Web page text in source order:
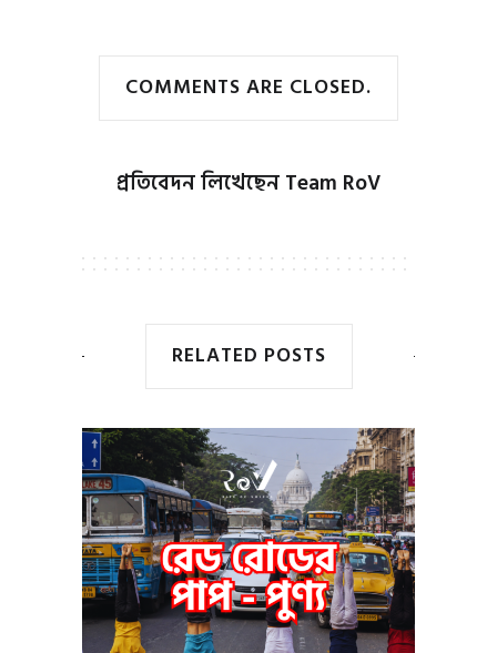
COMMENTS ARE CLOSED.
প্রতিবেদন লিখেছেনTeam RoV
RELATED POSTS